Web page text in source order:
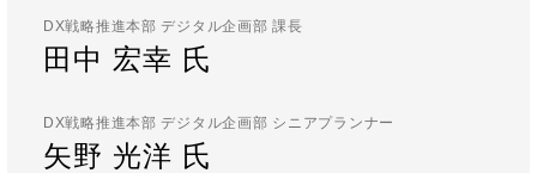
DX戦略推進本部 デジタル企画部 課長
田中 宏幸 氏
DX戦略推進本部 デジタル企画部 シニアプランナー
矢野 光洋 氏